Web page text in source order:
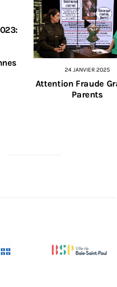
24 JANVIER 2025
Attention Fraude
Parents